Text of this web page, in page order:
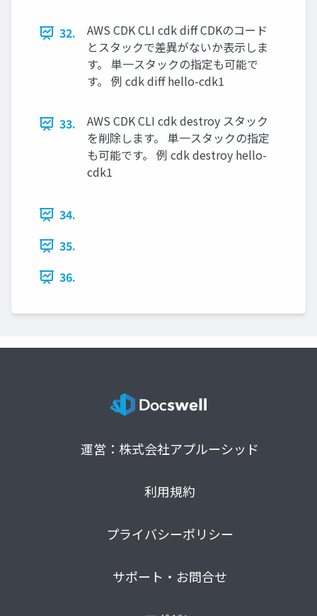
32.
AWS CDK CLI cdk diff CDKのコード
とスタックで差異がないか表示しま
す。 単一スタックの指定も可能で
す。 例 cdk diff hello-cdk1
33.
AWS CDK CLI cdk destroy スタック
を削除します。 単一スタックの指定
も可能です。 例 cdk destroy hello-
cdk1
34.
35.
36.
運営：株式会社アプルーシッド
利用規約
プライバシーポリシー
サポート・お問合せ